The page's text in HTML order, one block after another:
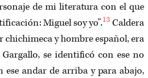
de mi literatura con el que
Miguel soy yo”.13 Caldera
chichimeca y hombre español, era
se identificó con ese no
ese andar de arriba y para abajo,